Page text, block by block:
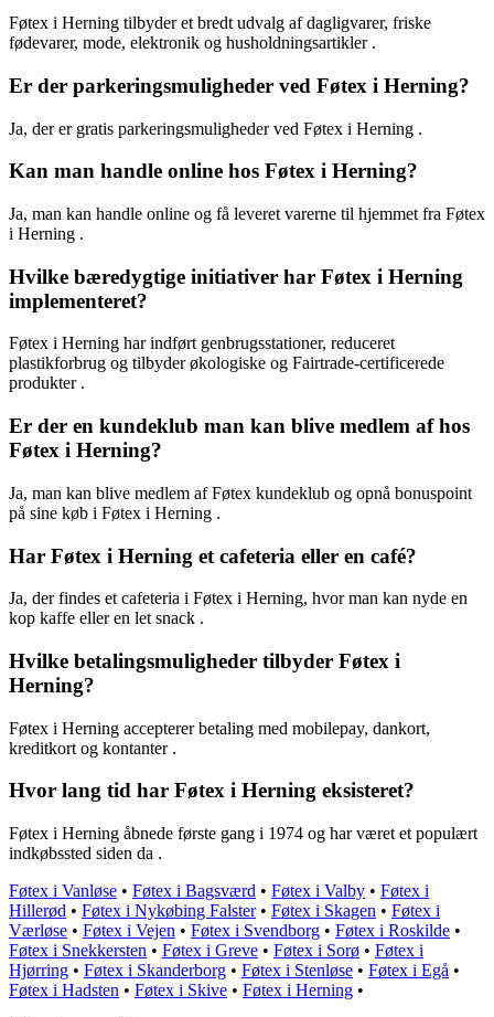
Føtex i Herning tilbyder et bredt udvalg af dagligvarer, friske
fødevarer, mode, elektronik og husholdningsartikler .
Er der parkeringsmuligheder ved Føtex i Herning?
Ja, der er gratis parkeringsmuligheder ved Føtex i Herning .
Kan man handle online hos Føtex i Herning?
Ja, man kan handle online og få leveret varerne til hjemmet fra Føtex
i Herning .
Hvilke bæredygtige initiativer har Føtex i Herning
implementeret?
Føtex i Herning har indført genbrugsstationer, reduceret
plastikforbrug og tilbyder økologiske og Fairtrade-certificerede
produkter .
Er der en kundeklub man kan blive medlem af hos
Føtex i Herning?
Ja, man kan blive medlem af Føtex kundeklub og opnå bonuspoint
på sine køb i Føtex i Herning .
Har Føtex i Herning et cafeteria eller en café?
Ja, der findes et cafeteria i Føtex i Herning, hvor man kan nyde en
kop kaffe eller en let snack .
Hvilke betalingsmuligheder tilbyder Føtex i
Herning?
Føtex i Herning accepterer betaling med mobilepay, dankort,
kreditkort og kontanter .
Hvor lang tid har Føtex i Herning eksisteret?
Føtex i Herning åbnede første gang i 1974 og har været et populært
indkøbssted siden da .
Føtex i Vanløse • Føtex i Bagsværd • Føtex i Valby • Føtex i
Hillerød • Føtex i Nykøbing Falster• Føtex i Skagen • Føtex i
Værløse • Føtex i Vejen • Føtex i Svendborg • Føtex i Roskilde •
Føtex i Snekkersten • Føtex i Greve • Føtex i Sorø • Føtex i
Hjørring • Føtex i Skanderborg • Føtex i Stenløse • Føtex i Egå •
Føtex i Hadsten • Føtex i Skive • Føtex i Herning •